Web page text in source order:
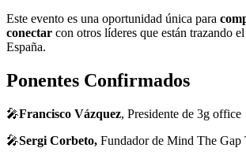
Este evento es una oportunidad única para
conectar con otros líderes que están trazando
España.
Ponentes Confirmados
🎤Francisco Vázquez, Presidente de 3g office
🎤Sergi Corbeto, Fundador de Mind The Gap